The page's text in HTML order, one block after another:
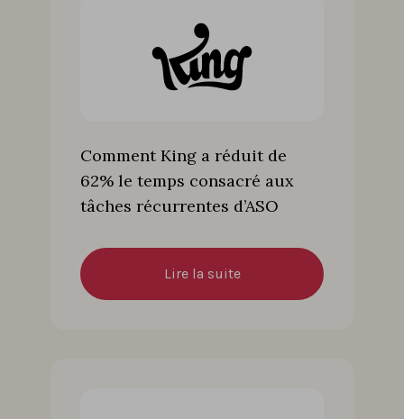
Comment King a réduit de
62% le temps consacré aux
tâches récurrentes d’ASO
Lire la suite